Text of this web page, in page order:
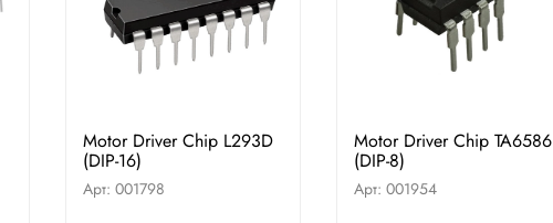
Motor Driver Chip L293D
(DIP-16)
Арт: 001798
Motor Driver Chip TA6586
(DIP-8)
Арт: 001954